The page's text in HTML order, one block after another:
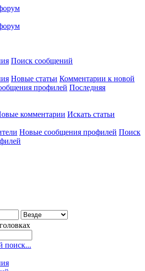
Поиск сообщений
Новые статьи Комментарии к новой
профилей Последняя
комментарии Искать статьи
Новые сообщения профилей Поиск
поиск...